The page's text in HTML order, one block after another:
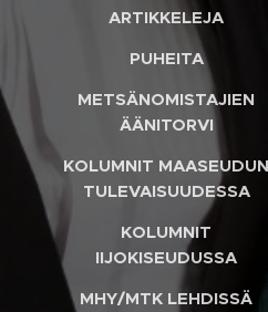
ARTIKKELEJA
PUHEITA
METSÄNOMISTAJIEN
ÄÄNITORVI
KOLUMNIT MAASEUDUN
TULEVAISUUDESSA
KOLUMNIT
IIJOKISEUDUSSA
MHY/MTK LEHDISSÄ